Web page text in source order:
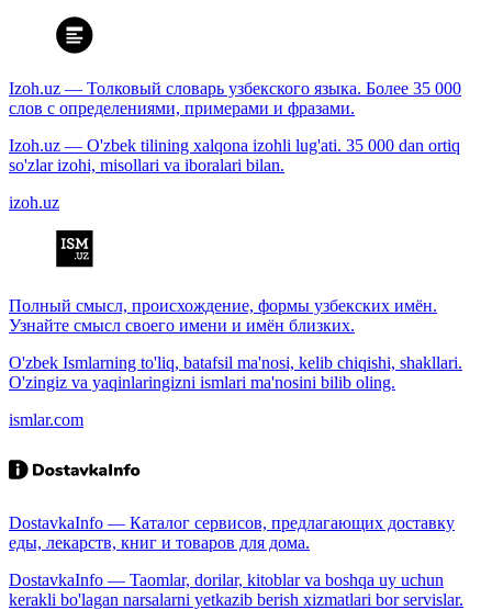
Izoh.uz — Толковый словарь узбекского языка. Более 35 000
слов с определениями, примерами и фразами.
Izoh.uz — O'zbek tilining xalqona izohli lug'ati. 35 000 dan ortiq
so'zlar izohi, misollari va iboralari bilan.
izoh.uz
Полный смысл, происхождение, формы узбекских имён.
Узнайте смысл своего имени и имён близких.
O'zbek Ismlarning to'liq, batafsil ma'nosi, kelib chiqishi, shakllari.
O'zingiz va yaqinlaringizni ismlari ma'nosini bilib oling.
ismlar.com
DostavkaInfo — Каталог сервисов, предлагающих доставку
еды, лекарств, книг и товаров для дома.
DostavkaInfo — Taomlar, dorilar, kitoblar va boshqa uy uchun
kerakli bo'lagan narsalarni yetkazib berish xizmatlari bor servislar.